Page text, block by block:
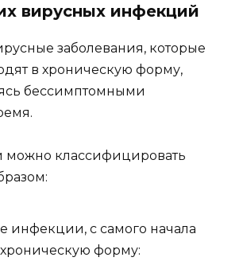
вирусных инфекций
заболевания, которые
в хроническую форму,
бессимптомными
классифицировать
инфекции, с самого начала
форму: